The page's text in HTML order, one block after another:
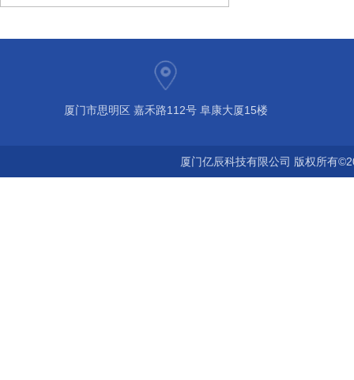
厦门市思明区 嘉禾路112号 阜康大厦15楼
厦门亿辰科技有限公司 版权所有